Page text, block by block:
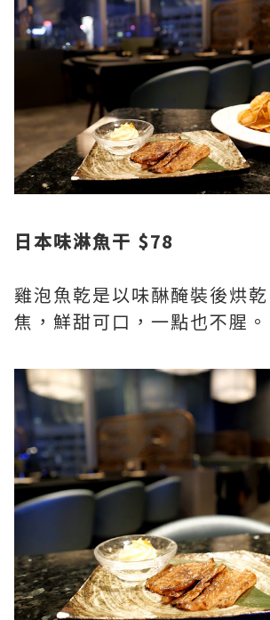
日本味淋魚干 $78
雞泡魚乾是以味醂醃裝後烘
焦，鮮甜可口，一點也不腥。